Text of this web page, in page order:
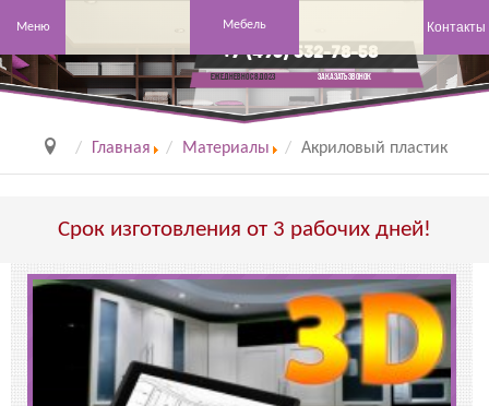
Меню Мебель Контакты
+7 (495) 532-78-58
Ежедневно с 8 до 23 заказать звонок
Главная Материалы Акриловый пластик
Срок изготовления от 3 рабочих дней!